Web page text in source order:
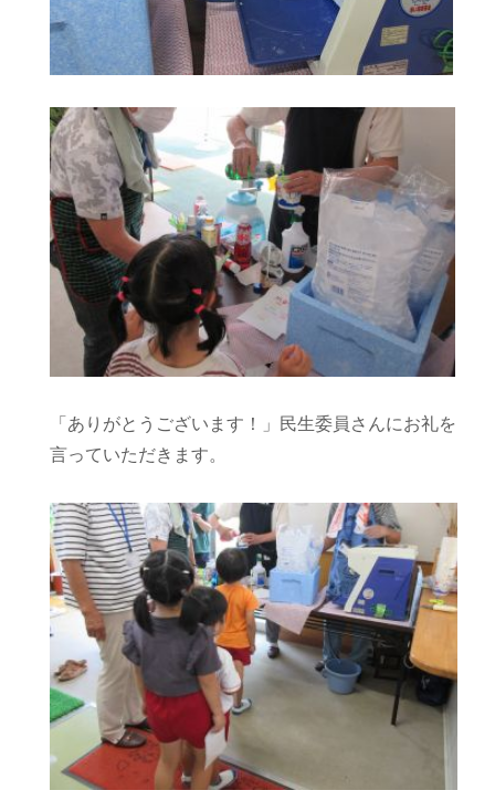
「ありがとうございます！」民生委員さんにお礼を
言っていただきます。